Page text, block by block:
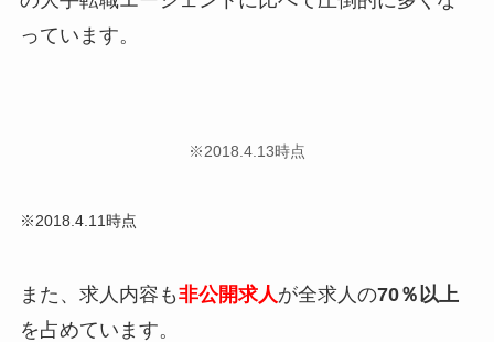
っています。
※2018.4.13時点
※2018.4.11時点
また、求人内容も非公開求人が全求人の70％以上
を占めています。